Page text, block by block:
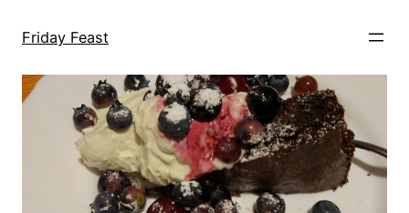
Friday Feast